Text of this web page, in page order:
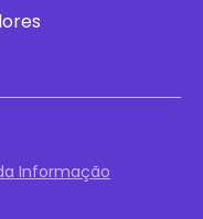
Informação